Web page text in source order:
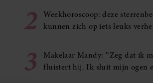
2
Weekhoroscoop: deze
kunnen zich op iets leuks
3
Makelaar Mandy: ‘‘Zeg dat ik
fluistert hij. Ik sluit mijn ogen